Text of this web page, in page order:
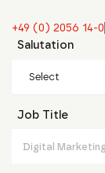
+49 (0) 2056 14-0
Salutation
Select
Job Title